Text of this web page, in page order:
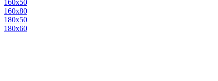
160х50
160х80
180х50
180х60